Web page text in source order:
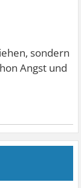
sondern
Angst und